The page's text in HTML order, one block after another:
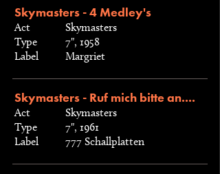
Skymasters - 4 Medley's
Act
Skymasters
Type
7", 1958
Label
Margriet
Skymasters - Ruf mich bitte an....
Act
Skymasters
Type
7", 1961
Label
777 Schallplatten